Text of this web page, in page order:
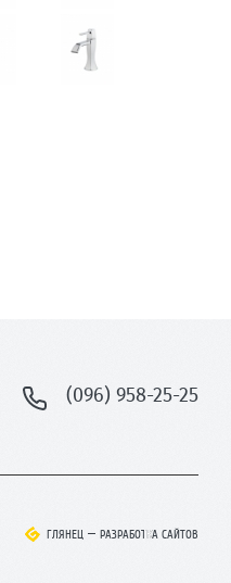
(096) 958-25-25
ГЛЯНЕЦ – РАЗРАБОТКА САЙТОВ
ГЛЯНЕЦ – РАЗРАБОТКА САЙТОВ